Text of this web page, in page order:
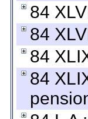
84
84
84
84